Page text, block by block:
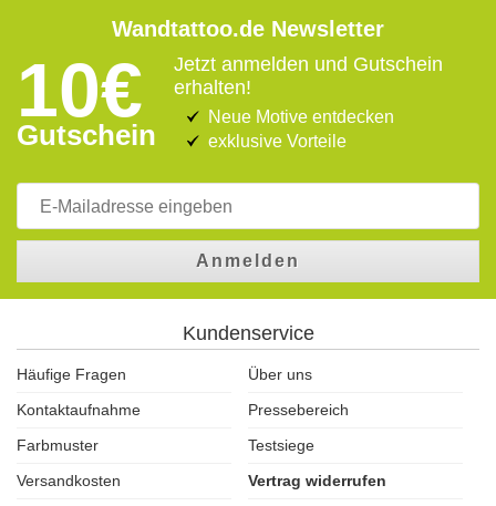
Wandtattoo.de Newsletter
10€
Gutschein
Jetzt anmelden und Gutschein
erhalten!
Neue Motive entdecken
exklusive Vorteile
Anmelden
Kundenservice
Häufige Fragen
Über uns
Kontaktaufnahme
Pressebereich
Farbmuster
Testsiege
Versandkosten
Vertrag widerrufen